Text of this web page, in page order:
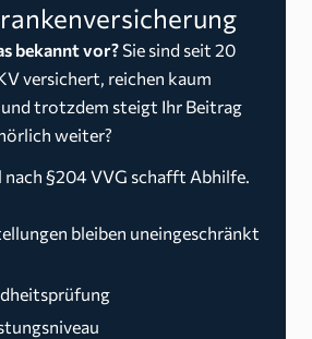
bekannt vor? Sie sind seit 20
versichert, reichen kaum
und trotzdem steigt Ihr Beitrag
weiter?
nach §204 VVG schafft Abhilfe.
bleiben uneingeschränkt